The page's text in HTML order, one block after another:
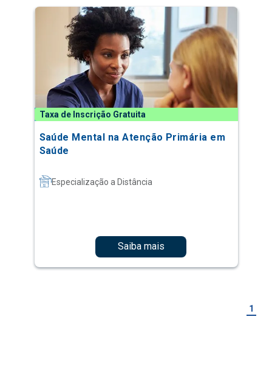
Taxa de Inscrição Gratuita
Saúde Mental na Atenção Primária em
Saúde
Especialização a Distância
Saiba mais
1